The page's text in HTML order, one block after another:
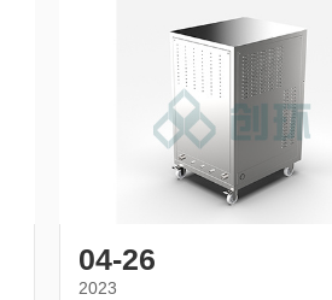
04-26
2023